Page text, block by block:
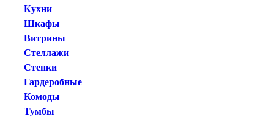
Кухни
Шкафы
Витрины
Стеллажи
Стенки
Гардеробные
Комоды
Тумбы